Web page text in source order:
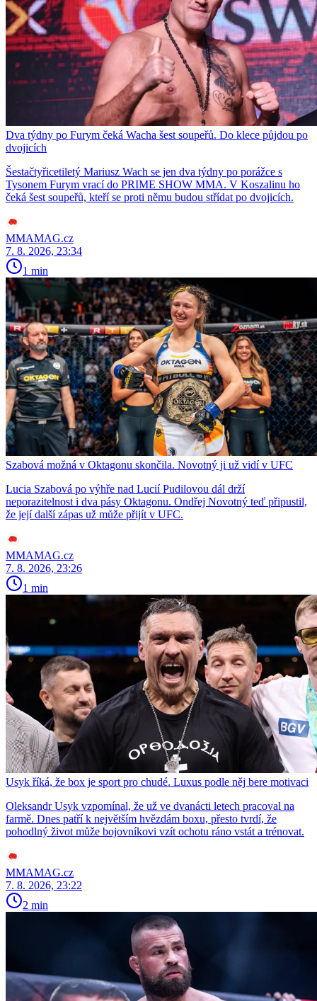
Dva týdny po Furym čeká Wacha šest soupeřů. Do klece půjdou po
dvojicích
Šestačtyřicetiletý Mariusz Wach se jen dva týdny po porážce s
Tysonem Furym vrací do PRIME SHOW MMA. V Koszalinu ho
čeká šest soupeřů, kteří se proti němu budou střídat po dvojicích.
MMAMAG.cz
7. 8. 2026, 23:34
1 min
Szabová možná v Oktagonu skončila. Novotný ji už vidí v UFC
Lucia Szabová po výhře nad Lucií Pudilovou dál drží
neporazitelnost i dva pásy Oktagonu. Ondřej Novotný teď připustil,
že její další zápas už může přijít v UFC.
MMAMAG.cz
7. 8. 2026, 23:26
1 min
Usyk říká, že box je sport pro chudé. Luxus podle něj bere motivaci
Oleksandr Usyk vzpomínal, že už ve dvanácti letech pracoval na
farmě. Dnes patří k největším hvězdám boxu, přesto tvrdí, že
pohodlný život může bojovníkovi vzít ochotu ráno vstát a trénovat.
MMAMAG.cz
7. 8. 2026, 23:22
2 min